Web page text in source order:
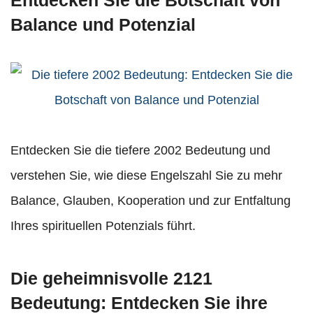
Balance und Potenzial
Entdecken Sie die tiefere 2002 Bedeutung und
verstehen Sie, wie diese Engelszahl Sie zu mehr
Balance, Glauben, Kooperation und zur Entfaltung
Ihres spirituellen Potenzials führt.
Die geheimnisvolle 2121
Bedeutung: Entdecken Sie ihre